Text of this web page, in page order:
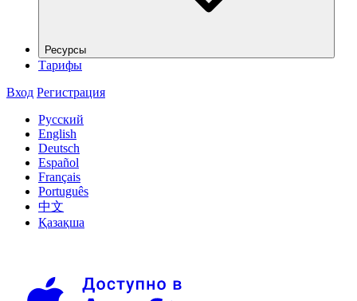
Ресурсы
Тарифы
Вход Регистрация
Русский
English
Deutsch
Español
Français
Português
中文
Қазақша